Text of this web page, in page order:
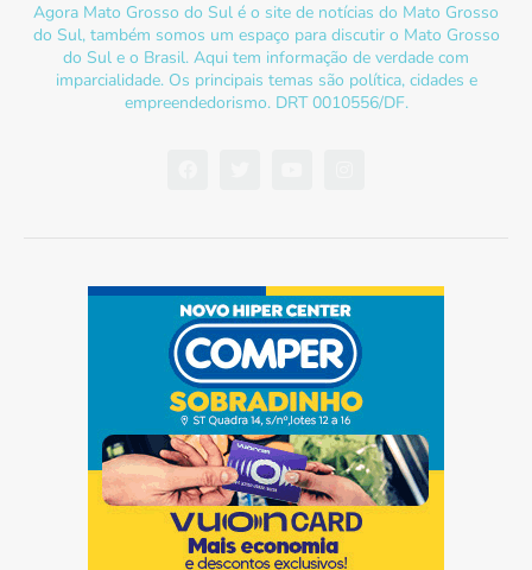
Agora Mato Grosso do Sul é o site de notícias do Mato Grosso
do Sul, também somos um espaço para discutir o Mato Grosso
do Sul e o Brasil. Aqui tem informação de verdade com
imparcialidade. Os principais temas são política, cidades e
empreendedorismo. DRT 0010556/DF.